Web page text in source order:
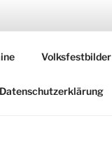
Volksfestbilder
Datenschutzerklärung